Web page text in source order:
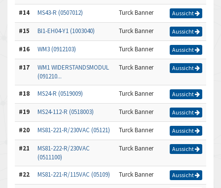
#14 MS43-R (0507012) Turck Banner Aussicht
#15 BI1-EH04-Y1 (1003040) Turck Banner Aussicht
#16 WM3 (0912103) Turck Banner Aussicht
#17
WM1 WIDERSTANDSMODUL
(091210...
Turck Banner Aussicht
#18 MS24-R (0519009) Turck Banner Aussicht
#19 MS24-112-R (0518003) Turck Banner Aussicht
#20 MS81-221-R/230VAC (05121) Turck Banner Aussicht
#21
MS81-222-R/230VAC
(0511100)
Turck Banner Aussicht
#22 MS81-221-R/115VAC (05109) Turck Banner Aussicht